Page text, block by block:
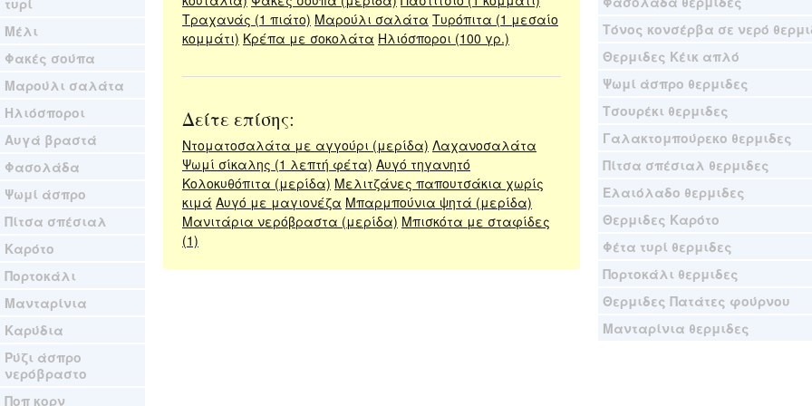
τυρί
Μέλι
Φακές σούπα
Μαρούλι σαλάτα
Ηλιόσποροι
Αυγά βραστά
Φασολάδα
Ψωμί άσπρο
Πίτσα σπέσιαλ
Καρότο
Πορτοκάλι
Μανταρίνια
Καρύδια
Ρύζι άσπρο
νερόβραστο
Ποπ κορν
Τραχανάς (1 πιάτο) Μαρούλι σαλάτα Τυρόπιτα (1 μεσαίο
κομμάτι) Κρέπα με σοκολάτα Ηλιόσποροι (100 γρ.)
Δείτε επίσης:
Ντοματοσαλάτα με αγγούρι (μερίδα) Λαχανοσαλάτα
Ψωμί σίκαλης (1 λεπτή φέτα) Αυγό τηγανητό
Κολοκυθόπιτα (μερίδα) Μελιτζάνες παπουτσάκια χωρίς
κιμά Αυγό με μαγιονέζα Μπαρμπούνια ψητά (μερίδα)
Μανιτάρια νερόβραστα (μερίδα) Μπισκότα με σταφίδες
(1)
Τόνος κονσέρβα σε νερό
Θερμιδες Κέικ απλό
Ψωμί άσπρο θερμιδες
Τσουρέκι θερμιδες
Γαλακτομπούρεκο θερμιδες
Πίτσα σπέσιαλ θερμιδες
Ελαιόλαδο θερμιδες
Θερμιδες Καρότο
Φέτα τυρί θερμιδες
Πορτοκάλι θερμιδες
Θερμιδες Πατάτες φούρνου
Μανταρίνια θερμιδες